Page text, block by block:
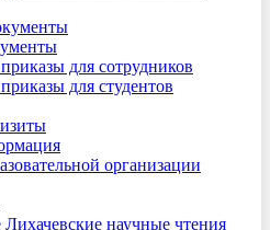
для сотрудников
для студентов
организации
научные чтения